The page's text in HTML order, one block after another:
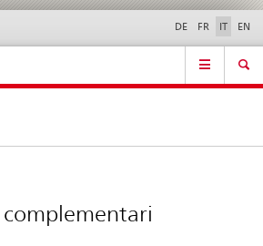
Contatto | Supporto &
aiuto
DE FR IT EN